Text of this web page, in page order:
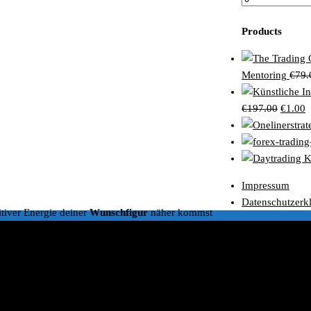
Energie deinerWunschfigurnäher kommst
Products
Mentoring €
€197.00
Preis
war:
€1.00
Impressum